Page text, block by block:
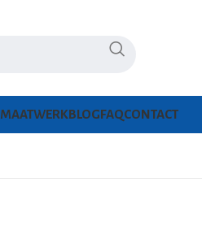
MAATWERKBLOGFAQCONTACT